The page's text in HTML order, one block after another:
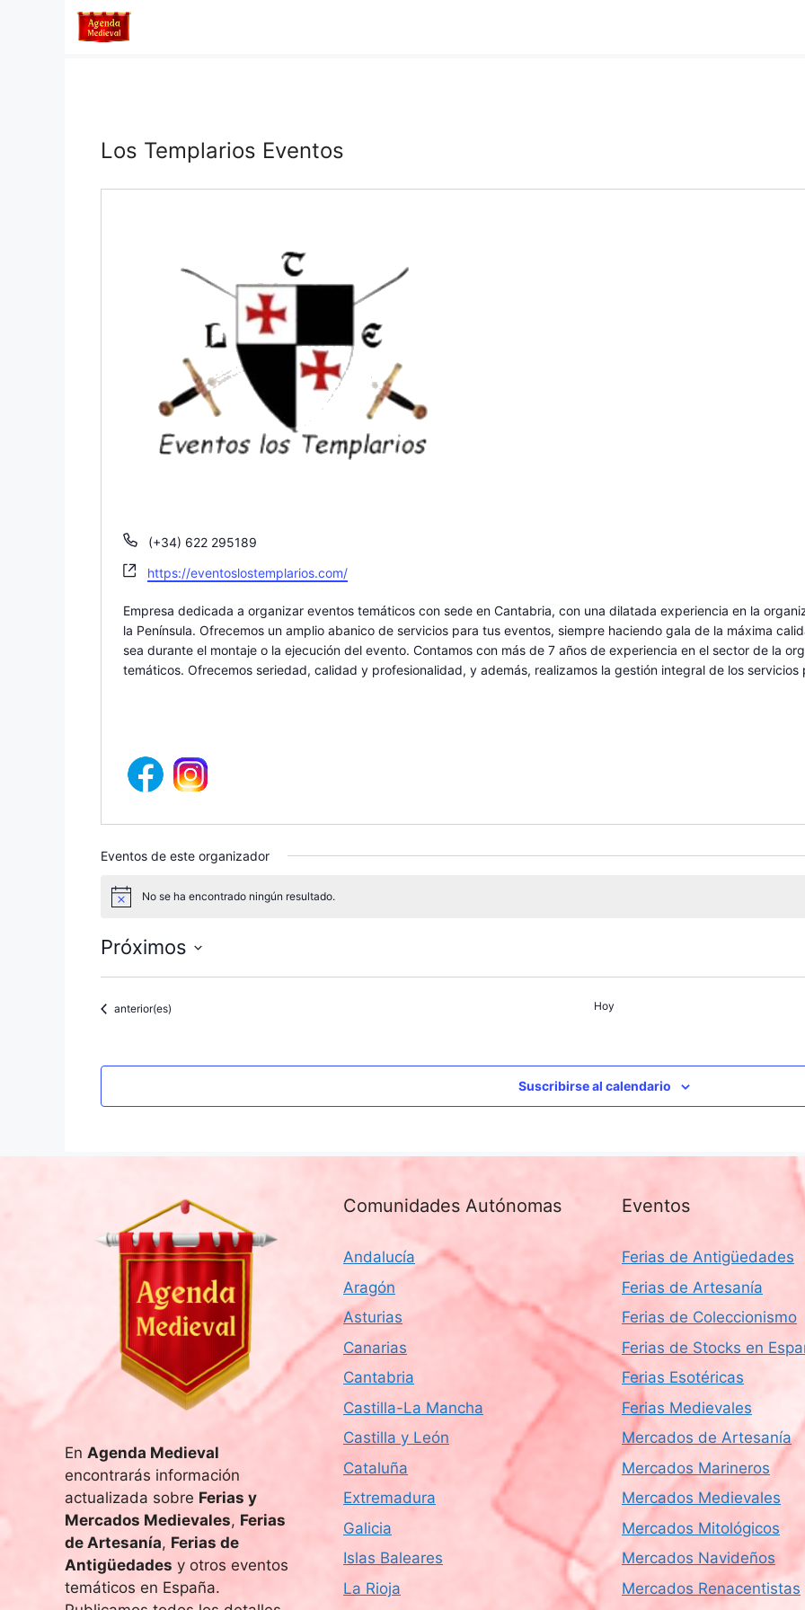
Los Templarios Eventos
T
l
f
o
n
o
(+34) 622 295189
W
b
s
i
t
https://eventoslostemplarios.com/
Empresa dedicada a organizar eventos temáticos con sede en Cantabria, con una dilatada experiencia en la
la Península. Ofrecemos un amplio abanico de servicios para tus eventos, siempre haciendo gala de la máxima
sea durante el montaje o la ejecución del evento. Contamos con más de 7 años de experiencia en el sector de la
temáticos. Ofrecemos seriedad, calidad y profesionalidad, y además, realizamos la gestión integral de los servicios
Eventos de este organizador
s
No se ha encontrado ningún resultado.
Próximos
S
l
c
i
f
Eventos
anterior(es) Hoy
Suscribirse al calendario
En Agenda Medieval
encontrarás información
actualizada sobre Ferias y
Mercados Medievales, Ferias
de Artesanía, Ferias de
Antigüedades y otros eventos
temáticos en España.
Comunidades Autónomas
Andalucía
Aragón
Asturias
Canarias
Cantabria
Castilla-La Mancha
Castilla y León
Cataluña
Extremadura
Galicia
Islas Baleares
La Rioja
Eventos
Ferias de Antigüedades
Ferias de Artesanía
Ferias de Coleccionismo
Ferias de Stocks en
Ferias Esotéricas
Ferias Medievales
Mercados de Artesanía
Mercados Marineros
Mercados Medievales
Mercados Mitológicos
Mercados Navideños
Mercados Renacentistas